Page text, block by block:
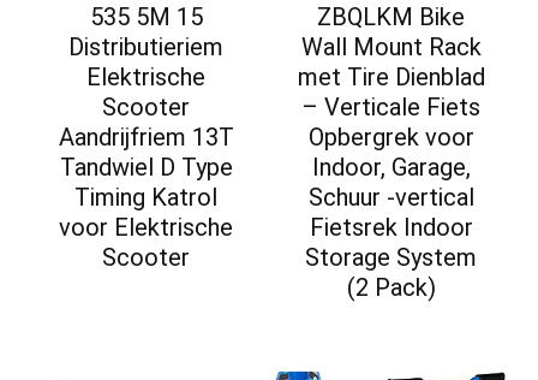
535 5M 15
Distributieriem
Elektrische
Scooter
Aandrijfriem 13T
Tandwiel D Type
Timing Katrol
voor Elektrische
Scooter
ZBQLKM Bike
Wall Mount Rack
met Tire Dienblad
– Verticale Fiets
Opbergrek voor
Indoor, Garage,
Schuur -vertical
Fietsrek Indoor
Storage System
(2 Pack)